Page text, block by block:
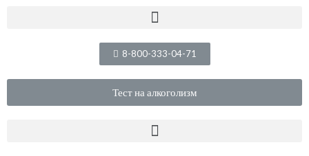
8-800-333-04-71
Тест на алкоголизм